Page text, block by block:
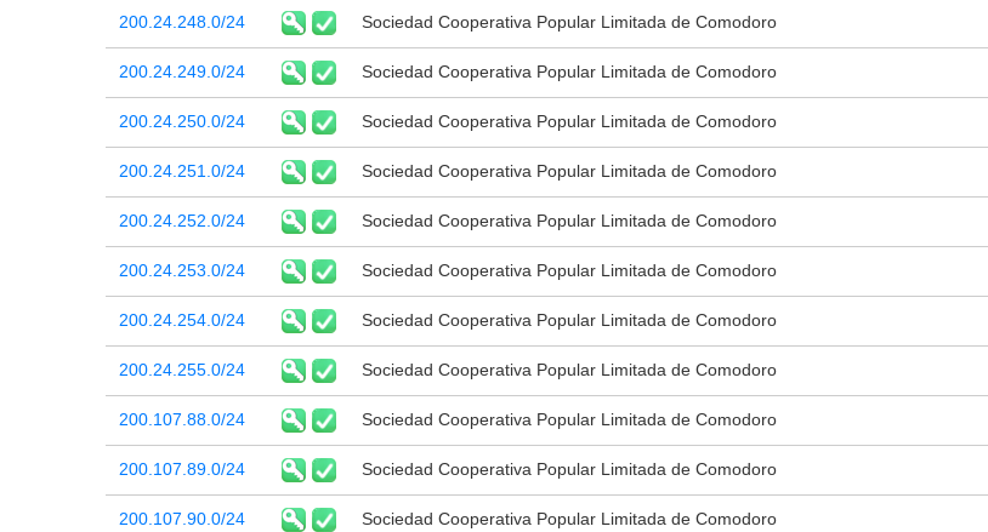
200.24.248.0/24 Sociedad Cooperativa Popular Limitada de Comodoro
200.24.249.0/24 Sociedad Cooperativa Popular Limitada de Comodoro
200.24.250.0/24 Sociedad Cooperativa Popular Limitada de Comodoro
200.24.251.0/24 Sociedad Cooperativa Popular Limitada de Comodoro
200.24.252.0/24 Sociedad Cooperativa Popular Limitada de Comodoro
200.24.253.0/24 Sociedad Cooperativa Popular Limitada de Comodoro
200.24.254.0/24 Sociedad Cooperativa Popular Limitada de Comodoro
200.24.255.0/24 Sociedad Cooperativa Popular Limitada de Comodoro
200.107.88.0/24 Sociedad Cooperativa Popular Limitada de Comodoro
200.107.89.0/24 Sociedad Cooperativa Popular Limitada de Comodoro
200.107.90.0/24 Sociedad Cooperativa Popular Limitada de Comodoro